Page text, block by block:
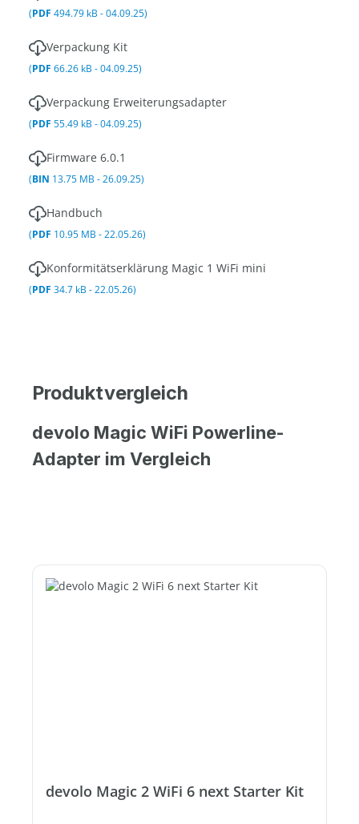
(PDF 494.79 kB - 04.09.25)
Verpackung Kit
(PDF 66.26 kB - 04.09.25)
Verpackung Erweiterungsadapter
(PDF 55.49 kB - 04.09.25)
Firmware 6.0.1
(BIN 13.75 MB - 26.09.25)
Handbuch
(PDF 10.95 MB - 22.05.26)
Konformitätserklärung Magic 1 WiFi mini
(PDF 34.7 kB - 22.05.26)
Produktvergleich
devolo Magic WiFi Powerline-
Adapter im Vergleich
devolo Magic 2 WiFi 6 next Starter Kit